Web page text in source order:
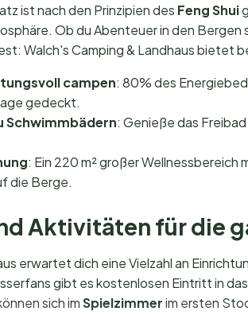
ist nach den Prinzipien des Feng Shui
Ob du Abenteuer in den Bergen
Walch's Camping & Landhaus bietet
campen: 80% des
gedeckt.
Schwimmbädern: Genieße das
: Ein 220 m² großer Wellnessbereich
die Berge.
Aktivitäten für die
erwartet dich eine Vielzahl an
gibt es kostenlosen Eintritt in das
sich imSpielzimmerim ersten